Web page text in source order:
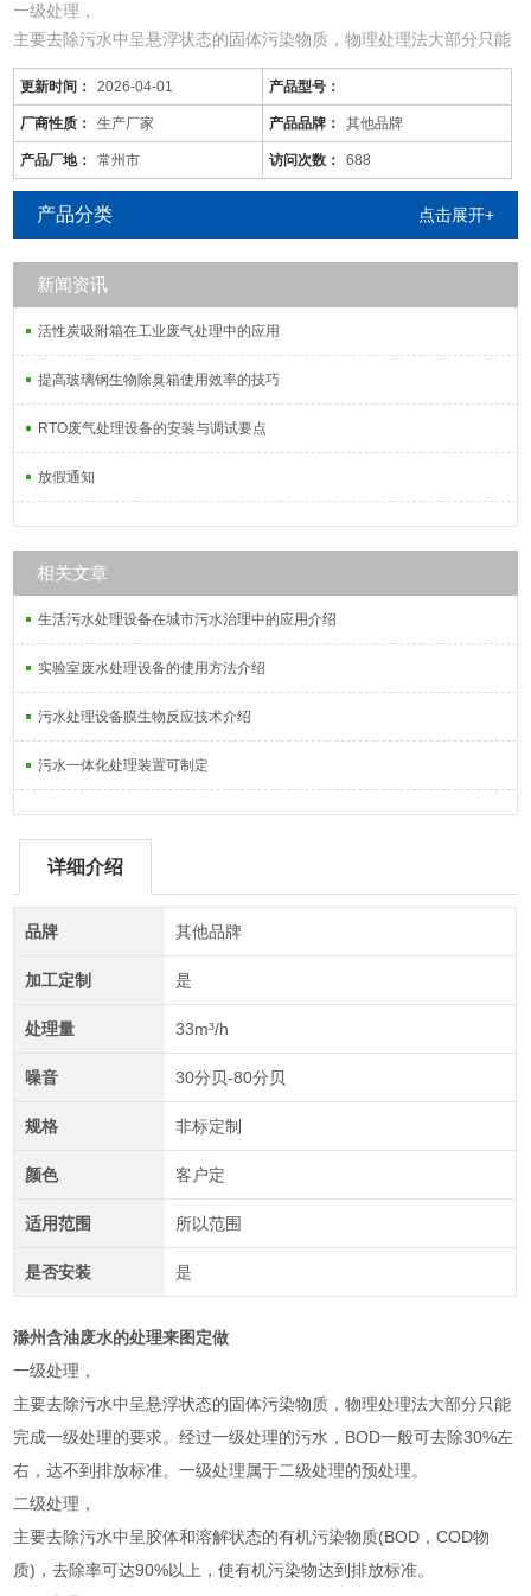
一级处理，
主要去除污水中呈悬浮状态的固体污染物质，物理处理法大部分只能
完成一级处理的要求。经过一级处理的污水，BOD一般可去除30%左
右，达不到排放标准。一级处理属于二级处理的预处理。
二级处理，
主要去除污水中呈胶体和溶解状态的有机污染物质(BOD，COD物
质)，去除率可达90%以上，使有机污染物达到排放标准。
三级处理，
进一步处理难降解的有机物、氮和
更新时间： 2026-04-01 产品型号：
厂商性质： 生产厂家 产品品牌： 其他品牌
产品厂地： 常州市 访问次数： 688
产品分类 点击展开+
新闻资讯
活性炭吸附箱在工业废气处理中的应用
提高玻璃钢生物除臭箱使用效率的技巧
RTO废气处理设备的安装与调试要点
放假通知
相关文章
生活污水处理设备在城市污水治理中的应用介绍
实验室废水处理设备的使用方法介绍
污水处理设备膜生物反应技术介绍
污水一体化处理装置可制定
详细介绍
品牌 其他品牌
加工定制 是
处理量 33m³/h
噪音 30分贝-80分贝
规格 非标定制
颜色 客户定
适用范围 所以范围
是否安装 是
滁州含油废水的处理来图定做
一级处理，
主要去除污水中呈悬浮状态的固体污染物质，物理处理法大部分只能
完成一级处理的要求。经过一级处理的污水，BOD一般可去除30%左
右，达不到排放标准。一级处理属于二级处理的预处理。
二级处理，
主要去除污水中呈胶体和溶解状态的有机污染物质(BOD，COD物
质)，去除率可达90%以上，使有机污染物达到排放标准。